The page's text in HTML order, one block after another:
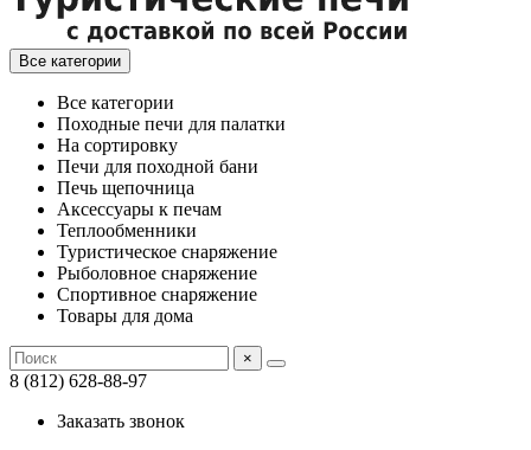
Все категории
Все категории
Походные печи для палатки
На сортировку
Печи для походной бани
Печь щепочница
Аксессуары к печам
Теплообменники
Туристическое снаряжение
Рыболовное снаряжение
Спортивное снаряжение
Товары для дома
×
8 (812) 628-88-97
Заказать звонок